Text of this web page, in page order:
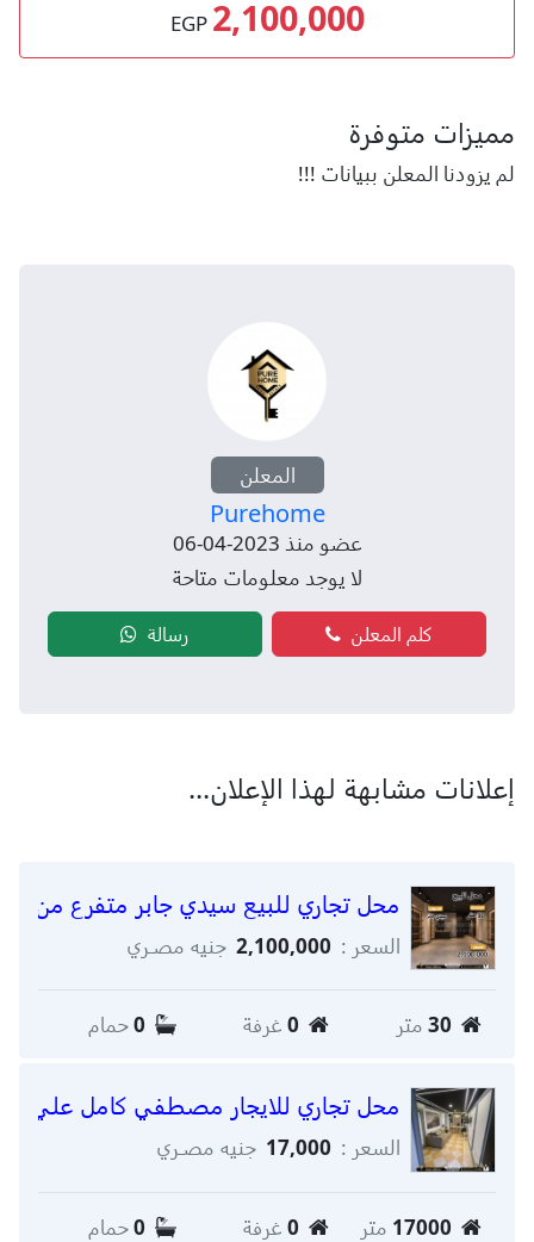
2,100,000
EGP
مميزات متوفرة
لم يزودنا المعلن ببيانات !!!
المعلن
Purehome
عضو منذ 2023-04-06
لا يوجد معلومات متاحة
كلم المعلن رسالة
إعلانات مشابهة لهذا الإعلان...
محل تجاري للبيع سيدي جابر متفرع من
السعر : 2,100,000 جنيه مصـري
30 متر 0 غرفة 0حمام
محل تجاري للايجار مصطفي كامل علي
السعر : 17,000 جنيه مصـري
17000 متر 0 غرفة 0حمام